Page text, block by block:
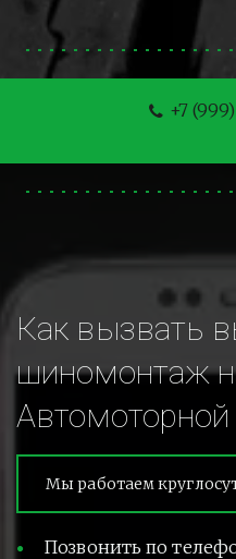
+7
Как вызвать
шиномонтаж
Автомоторной
Мы работаем
Позвонить по